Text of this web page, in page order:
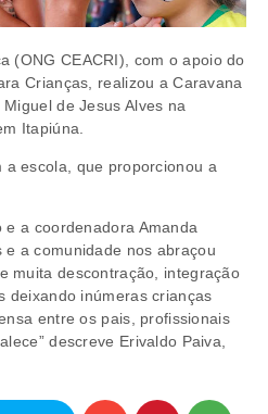
(ONG CEACRI), com o apoio do
Crianças, realizou a Caravana
de Jesus Alves na
Itapiúna.
a escola, que proporcionou a
e a coordenadora Amanda
a comunidade nos abraçou
muita descontração, integração
deixando inúmeras crianças
entre os pais, profissionais
descreve Erivaldo Paiva,